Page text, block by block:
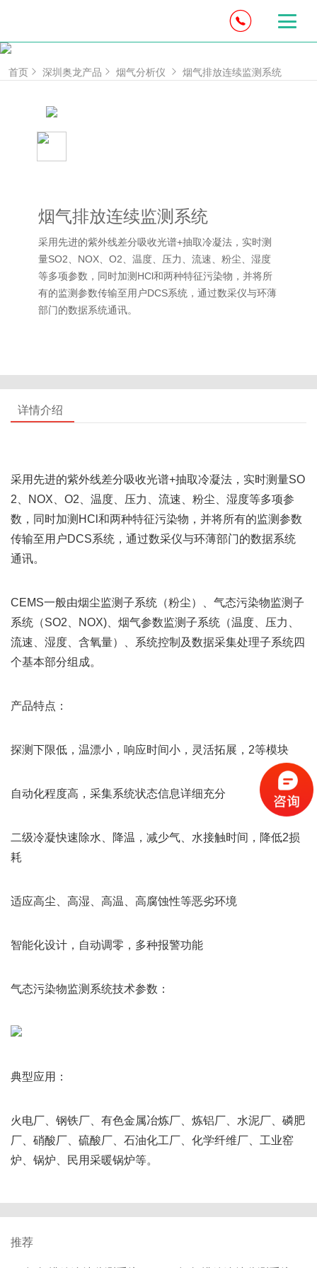
首页 深圳奥龙产品 烟气分析仪 烟气排放连续监测系统
烟气排放连续监测系统
采用先进的紫外线差分吸收光谱+抽取冷凝法，实时测
量SO2、NOX、O2、温度、压力、流速、粉尘、湿度
等多项参数，同时加测HCl和两种特征污染物，并将所
有的监测参数传输至用户DCS系统，通过数采仪与环薄
部门的数据系统通讯。
推荐
详情介绍
采用先进的紫外线差分吸收光谱+抽取冷凝法，实时测量SO
2、NOX、O2、温度、压力、流速、粉尘、湿度等多项参
数，同时加测HCl和两种特征污染物，并将所有的监测参数
传输至用户DCS系统，通过数采仪与环薄部门的数据系统
通讯。
CEMS一般由烟尘监测子系统（粉尘）、气态污染物监测子
系统（SO2、NOX)、烟气参数监测子系统（温度、压力、
流速、湿度、含氧量）、系统控制及数据采集处理子系统四
个基本部分组成。
产品特点：
探测下限低，温漂小，响应时间小，灵活拓展，2等模块
自动化程度高，采集系统状态信息详细充分
二级冷凝快速除水、降温，减少气、水接触时间，降低2损
耗
适应高尘、高湿、高温、高腐蚀性等恶劣环境
智能化设计，自动调零，多种报警功能
气态污染物监测系统技术参数：
典型应用：
火电厂、钢铁厂、有色金属冶炼厂、炼铝厂、水泥厂、磷肥
厂、硝酸厂、硫酸厂、石油化工厂、化学纤维厂、工业窑
炉、锅炉、民用采暖锅炉等。